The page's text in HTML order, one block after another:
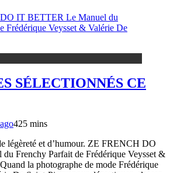
SÉLECTIONNÉS CE
425 mins
légèreté et d’humour. ZE FRENCH DO
Frenchy Parfait de Frédérique Veysset &
la photographe de mode Frédérique